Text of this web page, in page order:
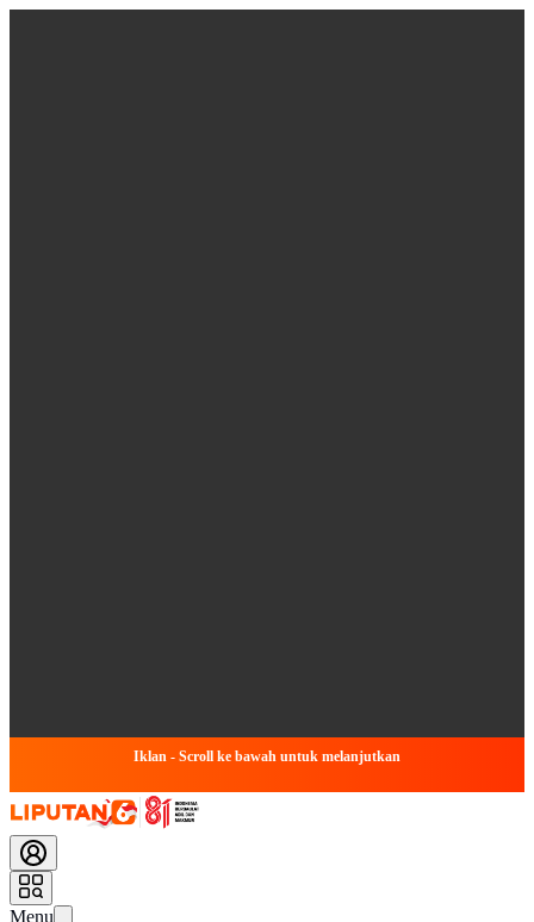
Iklan - Scroll ke bawah untuk melanjutkan
Menu